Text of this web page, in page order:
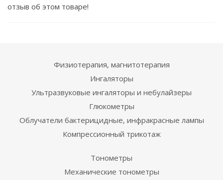
отзыв об этом товаре!
Физиотерапия, магнитотерапия
Ингаляторы
Ультразвуковые ингаляторы и небулайзеры
Глюкометры
Облучатели бактерицидные, инфракрасные лампы
Компрессионный трикотаж
Тонометры
Механические тонометры